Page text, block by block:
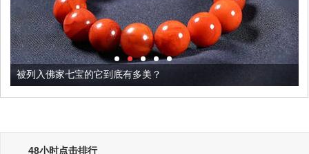
被列入佛家七宝的它到底有多美？
48小时点击排行